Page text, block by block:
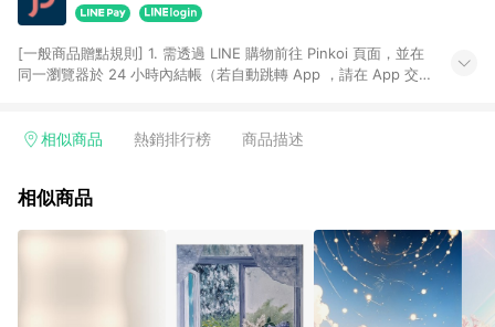
[一般商品贈點規則] 1. 需透過 LINE 購物前往 Pinkoi 頁面，並在
同一瀏覽器於 24 小時內結帳（若自動跳轉 App ，請在 App 交
回饋訂單不得享有 Pinkoi 站方優惠，例如首購優惠，P coins，
行為，不具贈點資格，部分退款不在此限。 6. APP 請更新至
貨後 45 天後發送。 8. 群眾募資商品，禮物卡，開館保證金，補
運費，攤位費等不具贈點資格。 9. LINE 購物站上之商品規格、
顏色、價位、贈品如與 Pinkoi 商品資訊頁及購物車不符，以
Pinkoi 購物商品資訊頁及購物車標示為準。 10. 點數紅包使用規
相似商品 熱銷排行榜 商品描述
相似商品